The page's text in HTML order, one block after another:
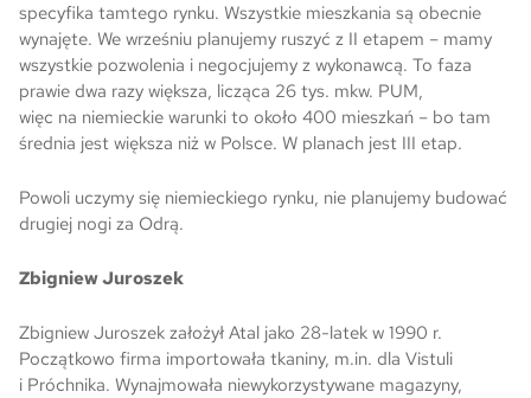
specyfika tamtego rynku. Wszystkie mieszkania są obecnie
wynajęte. We wrześniu planujemy ruszyć z II etapem – mamy
wszystkie pozwolenia i negocjujemy z wykonawcą. To faza
prawie dwa razy większa, licząca 26 tys. mkw. PUM,
więc na niemieckie warunki to około 400 mieszkań – bo tam
średnia jest większa niż w Polsce. W planach jest III etap.
Powoli uczymy się niemieckiego rynku, nie planujemy budować
drugiej nogi za Odrą.
Zbigniew Juroszek
Zbigniew Juroszek założył Atal jako 28-latek w 1990 r.
Początkowo firma importowała tkaniny, m.in. dla Vistuli
i Próchnika. Wynajmowała niewykorzystywane magazyny,